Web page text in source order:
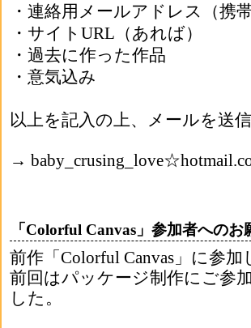
・連絡用メールアドレス（携
・サイトURL（あれば）
・過去に作った作品
・意気込み
以上を記入の上、メールを送
→
「Colorful Canvas」参加者へのお
前作「Colorful Canvas」に参
前回はパッケージ制作にご参
した。